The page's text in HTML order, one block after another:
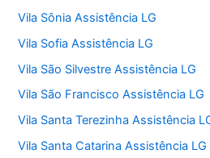
Vila Sônia Assistência LG
Vila Sofia Assistência LG
Vila São Silvestre Assistência LG
Vila São Francisco Assistência LG
Vila Santa Terezinha Assistência
Vila Santa Catarina Assistência LG